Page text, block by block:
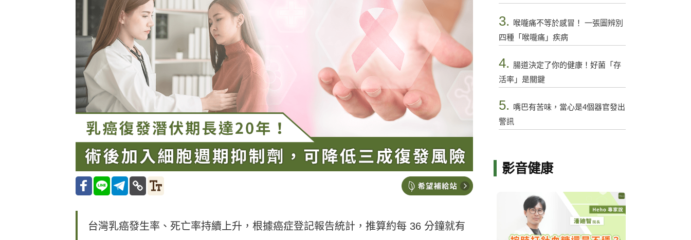
台灣乳癌發生率、死亡率持續上升，根據癌症登記報告統計，推算約每 36 分鐘就有
3.
喉嚨痛不等於感冒！ 一張圖辨別
四種「喉嚨痛」疾病
4. 腸道決定了你的健康！好菌「存
活率」是關鍵
5. 嘴巴有苦味，當心是4個器官發出
警訊
影音健康